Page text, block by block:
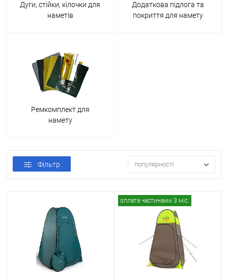
Дуги, стійки, кілочки для
наметів
Додаткова підлога та
покриття для намету
Ремкомплект для
намету
Фільтр популярності
оплата частинами 3 міс.